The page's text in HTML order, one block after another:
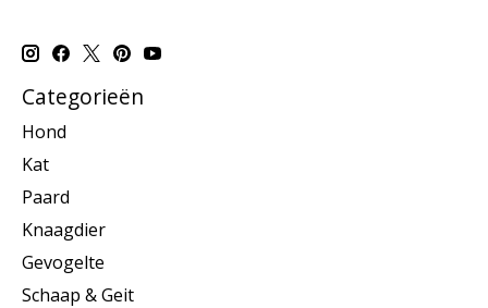
Categorieën
Hond
Kat
Paard
Knaagdier
Gevogelte
Schaap & Geit